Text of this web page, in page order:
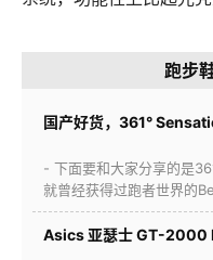
跑步
国产好货，361°
- 下面要和大家分享的是
就曾经获得过跑者世界的
Asics 亚瑟士 GT-2000